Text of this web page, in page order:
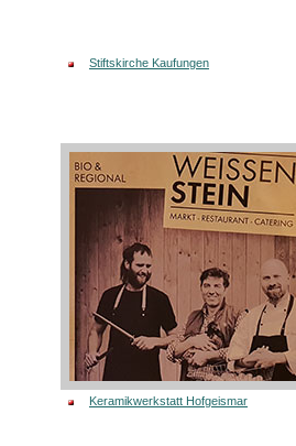
Stiftskirche Kaufungen
Keramikwerkstatt Hofgeismar